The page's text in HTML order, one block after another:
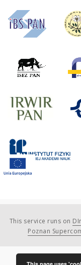
This service runs on
Poznan